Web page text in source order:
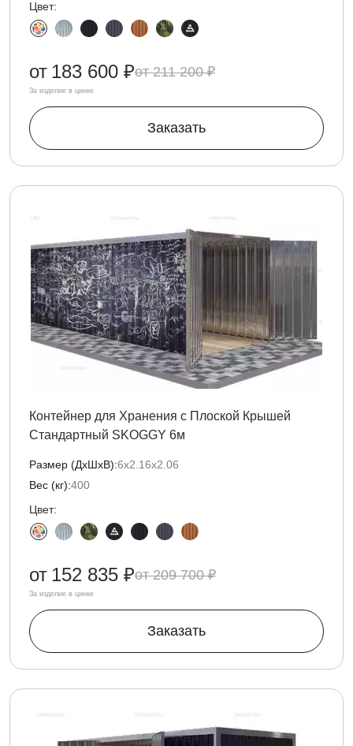
Цвет:
211 200 ₽
от 183 600 ₽
За изделие в цинке
Заказать
Контейнер для Хранения с Плоской Крышей
Стандартный SKOGGY 6м
Размер (ДxШxВ):6х2.16х2.06
Вес (кг):400
Цвет:
209 700 ₽
от 152 835 ₽
За изделие в цинке
Заказать